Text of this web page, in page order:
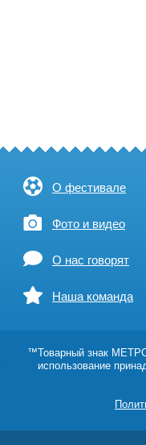
О фестивале
Фото и видео
О нас говорят
Наша команда
™Товарный знак
использование